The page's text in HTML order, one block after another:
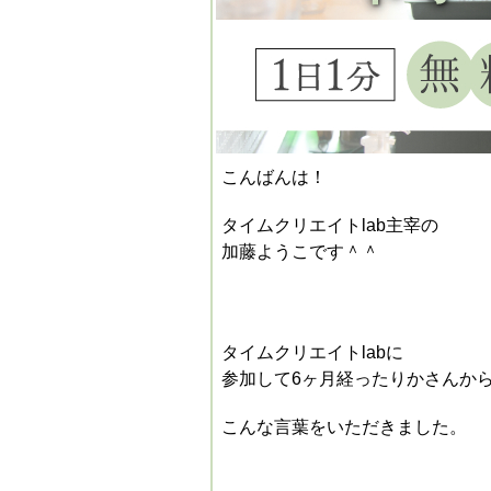
こんばんは！
タイムクリエイトlab主宰の
加藤ようこです＾＾
タイムクリエイトlabに
参加して6ヶ月経ったりかさんか
こんな言葉をいただきました。